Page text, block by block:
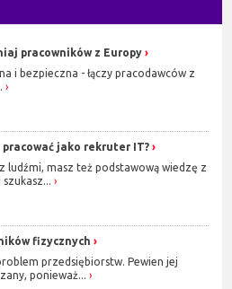
pracowników z Europy
i bezpieczna - łączy pracodawców z
jako rekruter IT?
ludźmi, masz też podstawową wiedzę z
szukasz...
fizycznych
przedsiębiorstw. Pewien jej
ponieważ...